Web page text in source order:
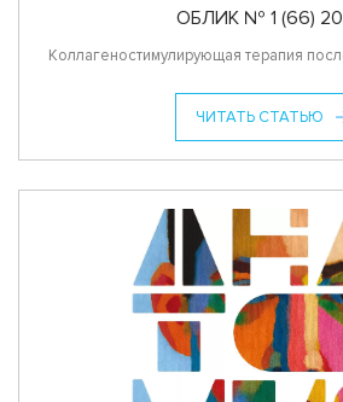
ОБЛИК № 1 (66)
Коллагеностимулирующая терапия
ЧИТАТЬ СТАТЬЮ